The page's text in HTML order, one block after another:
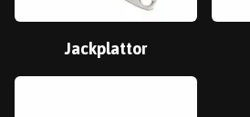
Jackplattor